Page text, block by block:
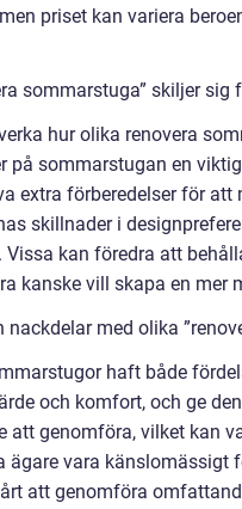
priset kan variera
sommarstuga” skiljer sig
hur olika renovera
på sommarstugan en
extra förberedelser för
skillnader i
kan föredra att
kanske vill skapa en mer
med olika
haft både
och komfort, och ge
att genomföra, vilket kan
ägare vara
att genomföra